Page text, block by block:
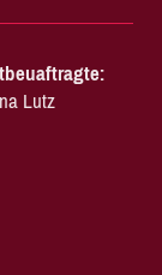
Lutz